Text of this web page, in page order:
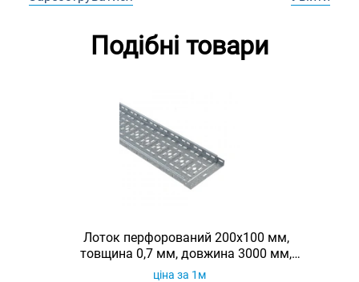
Подібні товари
Лоток перфорований 200х100 мм,
товщина 0,7 мм, довжина 3000 мм,
гарячеоцинкований, Eurotray
ціна за 1м